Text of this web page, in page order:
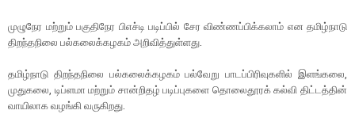
முழுநேர மற்றும் பகுதிநேர பிஎச்டி படிப்பில் சேர விண்ணப்பிக்கலாம் என தமிழ்நாடு
திறந்தநிலை பல்கலைக்கழகம் அறிவித்துள்ளது.
தமிழ்நாடு திறந்தநிலை பல்கலைக்கழகம் பல்வேறு பாடப்பிரிவுகளில் இளங்கலை,
முதுகலை, டிப்ளமா மற்றும் சான்றிதழ் படிப்புகளை தொலைதூரக் கல்வி திட்டத்தின்
வாயிலாக வழங்கி வருகிறது.